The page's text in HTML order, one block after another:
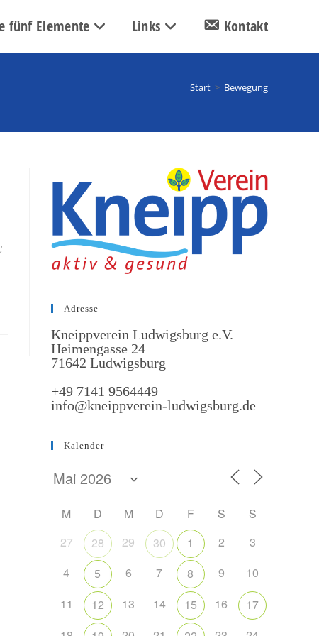
fünf Elemente Links Kontakt
Start > Bewegung
Adresse
Kneippverein Ludwigsburg e.V.
Heimengasse 24
71642 Ludwigsburg
+49 7141 9564449
info@kneippverein-ludwigsburg.de
Kalender
M D M D F S
S
27
28 29 30 1 2
3
4
5 6 7 8 9
10
11
12 13 14 15 16
17